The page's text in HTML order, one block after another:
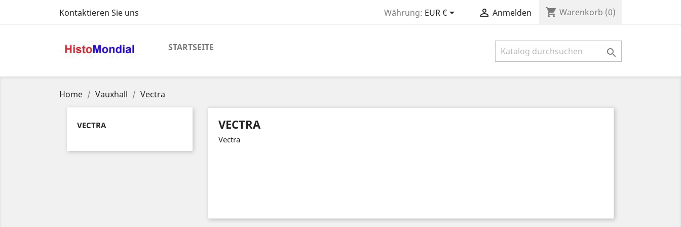
Kontaktieren Sie uns Währung: EUR €  Anmelden shopping_cart Warenkorb (0)
STARTSEITE 
Home Vauxhall Vectra
VECTRA VECTRA
Vectra